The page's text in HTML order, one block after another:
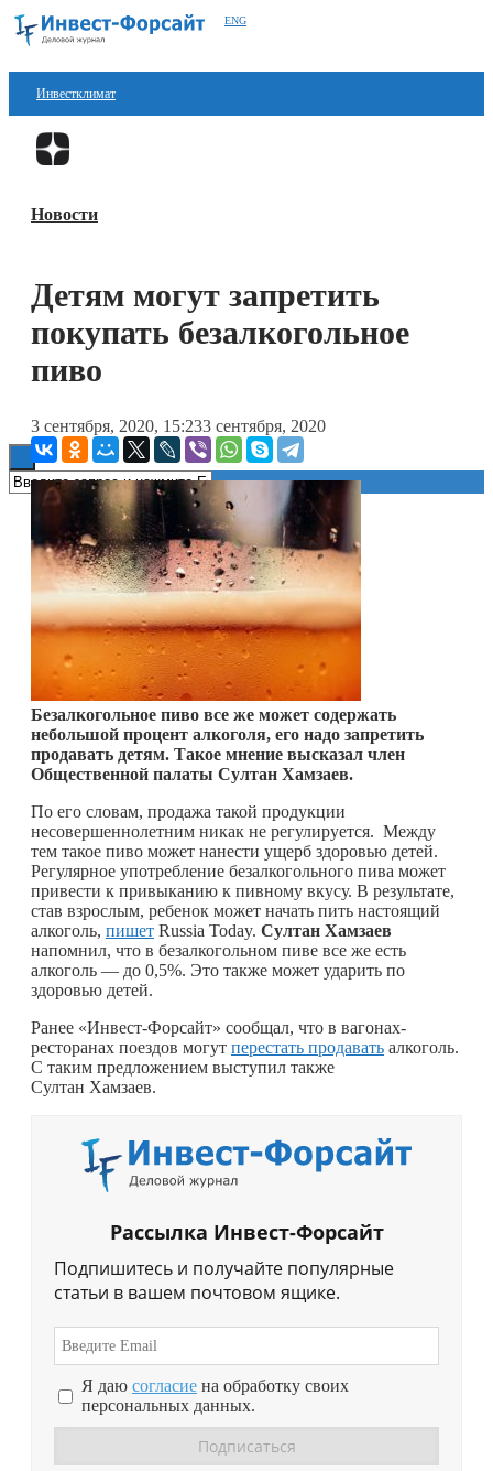
ENG
Инвестклимат
Финансы
Блокчейн
Технологии
Новости
Детям могут запретить
покупать безалкогольное
пиво
3 сентября, 2020, 15:233 сентября, 2020
Безалкогольное пиво все же может содержать
небольшой процент алкоголя, его надо запретить
продавать детям. Такое мнение высказал член
Общественной палаты Султан Хамзаев.
По его словам, продажа такой продукции
несовершеннолетним никак не регулируется. Между
тем такое пиво может нанести ущерб здоровью детей.
Регулярное употребление безалкогольного пива может
привести к привыканию к пивному вкусу. В результате,
став взрослым, ребенок может начать пить настоящий
алкоголь, пишет Russia Today. Султан Хамзаев
напомнил, что в безалкогольном пиве все же есть
алкоголь — до 0,5%. Это также может ударить по
здоровью детей.
Ранее «Инвест-Форсайт» сообщал, что в вагонах-
ресторанах поездов могут перестать продавать алкоголь.
С таким предложением выступил также
Султан Хамзаев.
Рассылка Инвест-Форсайт
Подпишитесь и получайте популярные
статьи в вашем почтовом ящике.
Я даю согласие на обработку своих
персональных данных.